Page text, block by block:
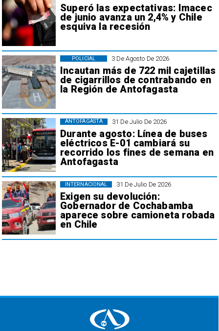
Superó las expectativas: Imacec
de junio avanza un 2,4% y Chile
esquiva la recesión
3 De Agosto De 2026
Incautan más de 722 mil cajetillas
de cigarrillos de contrabando en
la Región de Antofagasta
POLICIAL
31 De Julio De 2026
Durante agosto: Línea de buses
eléctricos E-01 cambiará su
recorrido los fines de semana en
Antofagasta
ANTOFAGASTA
31 De Julio De 2026
Exigen su devolución:
Gobernador de Cochabamba
aparece sobre camioneta robada
en Chile
INTERNACIONAL